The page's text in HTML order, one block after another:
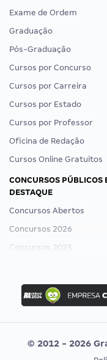
Exame de Ordem
Graduação
Pós-Graduação
Cursos por Concurso
Cursos por Carreira
Cursos por Estado
Cursos por Professor
Oficina de Redação
Cursos Online Gratuitos
CONCURSOS PÚBLICOS
DESTAQUE
Concursos Abertos
Concursos 2026
Concursos 2025
Concurso Ibama
Concurso MPU
Editais publicados
© 2012 - 2026